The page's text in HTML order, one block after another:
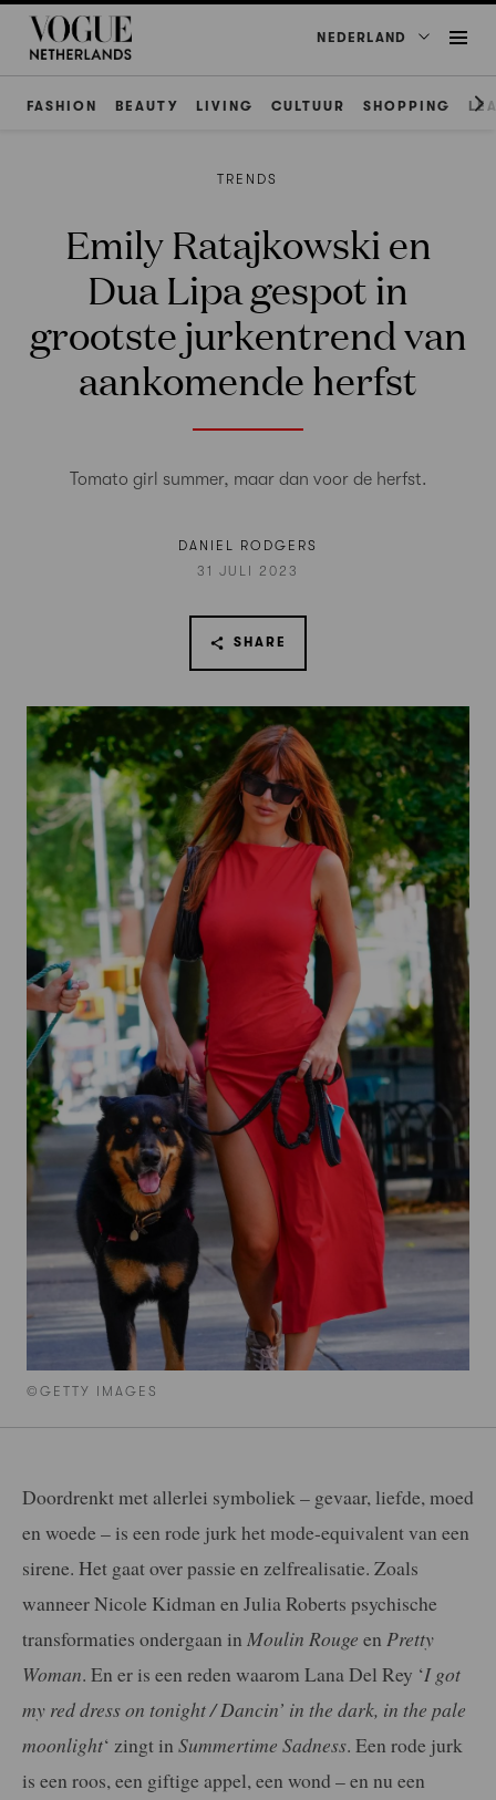
NEDERLAND
FASHION BEAUTY LIVING CULTUUR SHOPPING
©GETTY IMAGES
TRENDS
Emily Ratajkowski en
Dua Lipa gespot in
grootste jurkentrend van
aankomende herfst
Tomato girl summer, maar dan voor de herfst.
DANIEL RODGERS
31 JULI 2023
SHARE
Doordrenkt met allerlei symboliek – gevaar, liefde, moed
en woede – is een rode jurk het mode-equivalent van een
sirene. Het gaat over passie en zelfrealisatie. Zoals
wanneer Nicole Kidman en Julia Roberts psychische
transformaties ondergaan in Moulin Rouge en Pretty
Woman. En er is een reden waarom Lana Del Rey ‘I got
my red dress on tonight / Dancin’ in the dark, in the pale
moonlight‘ zingt in Summertime Sadness. Een rode jurk
is een roos, een giftige appel, een wond – en nu een